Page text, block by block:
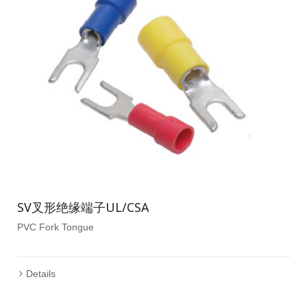
SV叉形绝缘端子UL/CSA
PVC Fork Tongue
Details